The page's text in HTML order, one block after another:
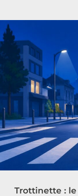
Trottinette :